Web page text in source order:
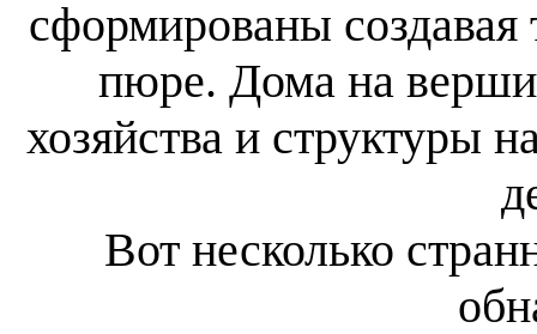
сформированы создавая
пюре. Дома на
хозяйства и структуры
Вот несколько